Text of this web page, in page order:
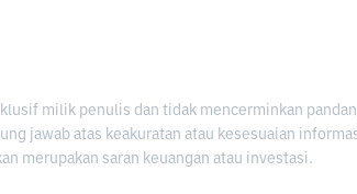
milik penulis dan tidak mencerminkan
jawab atas keakuratan atau kesesuaian
merupakan saran keuangan atau investasi.